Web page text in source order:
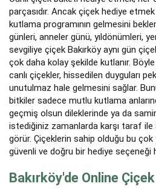
parçasıdır. Ancak çiçek hediye
kutlama programının gelmesini
günleri, anneler günü, yıldönümleri,
sevgiliye çiçek Bakırköy aynı gün
çok daha kolay şekilde kutlanır.
canlı çiçekler, hissedilen duyguları
unutulmaz hale gelmesini sağlar.
bitkiler sadece mutlu kutlama
geçmiş olsun dileklerinde ya da
istediğiniz zamanlarda karşı taraf ile
görür. Çiçeklerin sahip olduğu bu
güvenli ve doğru bir hediye seçeneği
Bakırköy'de Online